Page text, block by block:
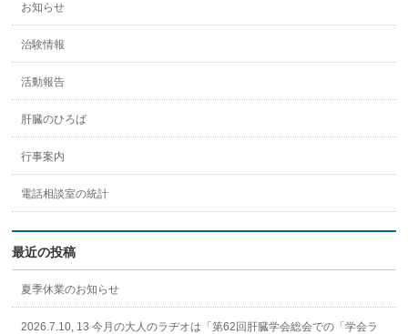
お知らせ
治験情報
活動報告
肝臓のひろば
行事案内
電話相談室の統計
最近の投稿
夏季休業のお知らせ
2026.7.10, 13 今月の大人のラヂオは「第62回肝臓学会総会での「学会ラ